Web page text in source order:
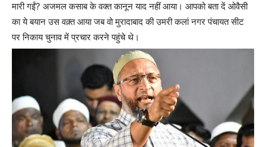
मारी गईं? अजमल कसाब के वक्त कानून याद नहीं आया। आपको बता दें ओवैसी
का ये बयान उस वक़्त आया जब वो मुरादाबाद की उमरी कलां नगर पंचायत सीट
पर निकाय चुनाव में प्रचार करने पहुंचे थे।